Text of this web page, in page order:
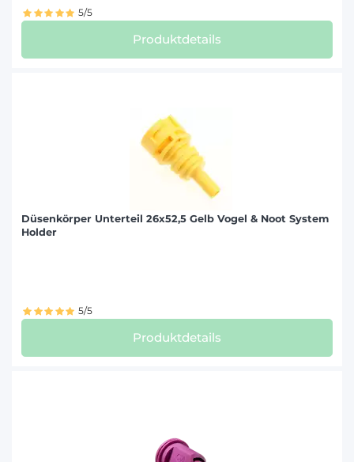
5/5
Produktdetails
Düsenkörper Unterteil 26x52,5 Gelb Vogel & Noot System
Holder
5/5
Produktdetails